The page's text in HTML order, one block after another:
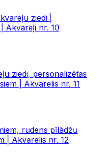
ziedi |
Akvareļi nr. 10
ziedi, personalizētas
| Akvarelis nr. 11
rudens pīlādžu
| Akvarelis nr. 12